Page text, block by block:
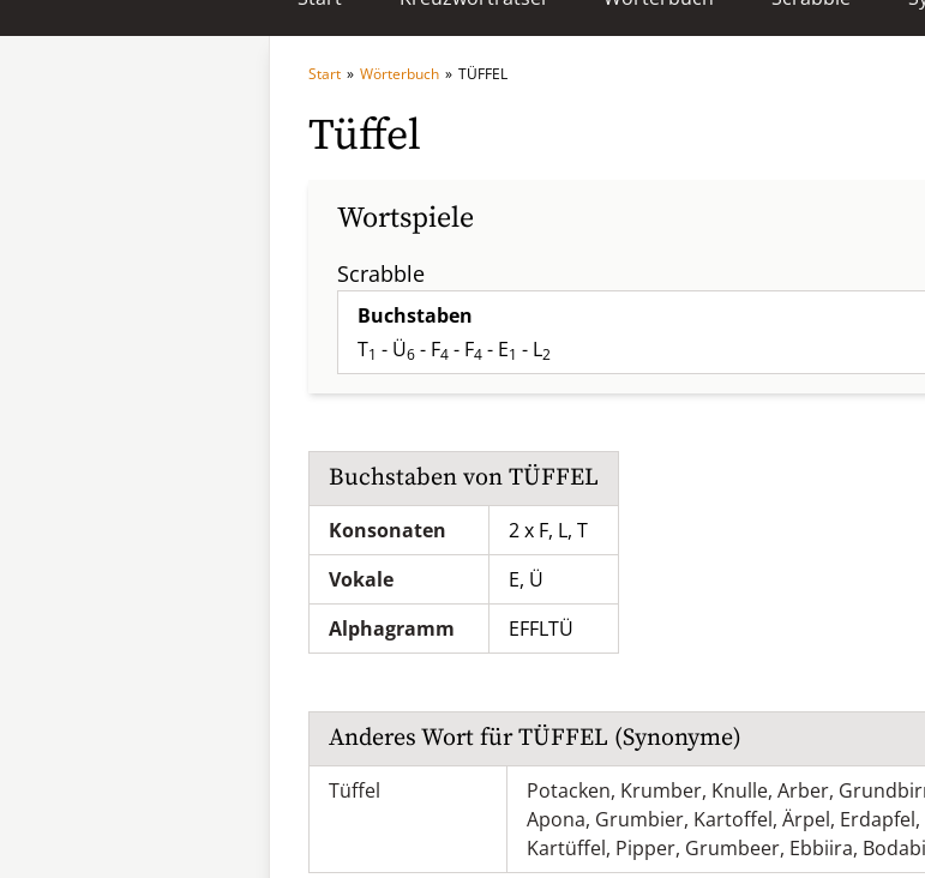
Start » Wörterbuch » TÜFFEL
Tüffel
Wortspiele
Scrabble
Buchstaben
T1 - Ü6 - F4 - F4 - E1 - L2
Buchstaben von TÜFFEL
Konsonaten
2 x F, L, T
Vokale
E, Ü
Alphagramm
EFFLTÜ
Anderes Wort fürTÜFFEL (Synonyme)
Tüffel Potacken, Krumber, Knulle, Arber,
Apona, Grumbier, Kartoffel, Ärpel, Erdapfel,
Kartüffel, Pipper, Grumbeer, Ebbiira,